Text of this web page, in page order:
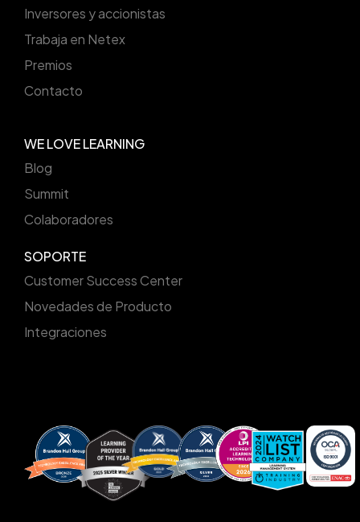
Inversores y accionistas
Trabaja en Netex
Premios
Contacto
WE LOVE LEARNING
Blog
Summit
Colaboradores
SOPORTE
Customer Success Center
Novedades de Producto
Integraciones